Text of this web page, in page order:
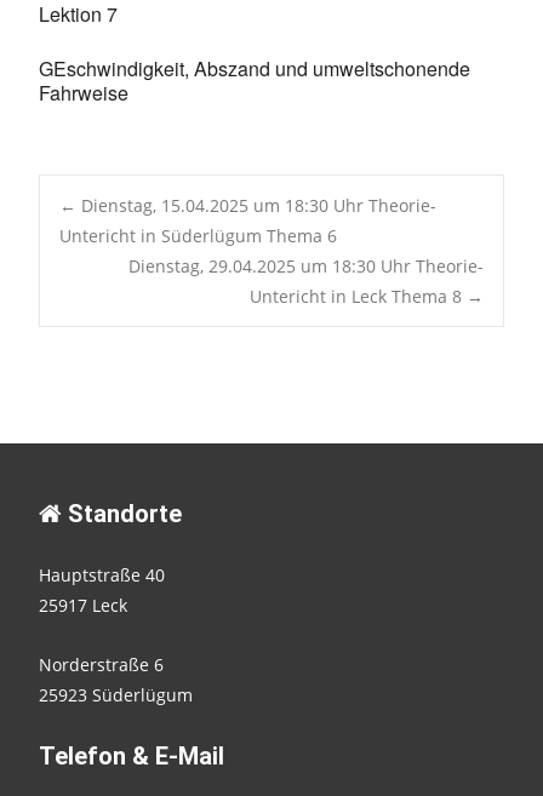
Lektion 7
GEschwindigkeit, Abszand und umweltschonende
Fahrweise
Post
navigation
← Dienstag, 15.04.2025 um 18:30 Uhr Theorie-
Untericht in Süderlügum Thema 6
Dienstag, 29.04.2025 um 18:30 Uhr Theorie-
Untericht in Leck Thema 8 →
Standorte
Hauptstraße 40
25917 Leck
Norderstraße 6
25923 Süderlügum
Telefon & E-Mail